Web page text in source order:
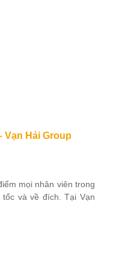
Vạn Hải Group
mọi nhân viên trong
và về đích. Tại Vạn